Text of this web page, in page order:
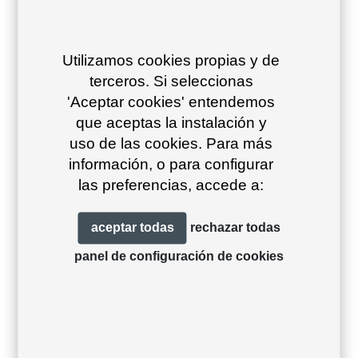
Vint mesa comedor
90x90x74
Vint Sofá 2 plazas
Utilizamos cookies propias y de
terceros. Si seleccionas
'Aceptar cookies' entendemos
que aceptas la instalación y
uso de las cookies. Para más
información, o para configurar
las preferencias, accede a:
aceptar todas rechazar todas
panel de configuración de cookies